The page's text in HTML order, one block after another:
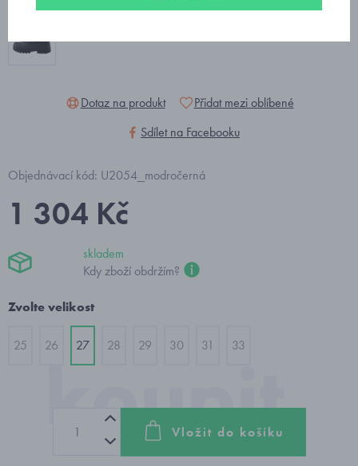
Dotaz na produkt
Přidat mezi oblíbené
Sdílet na Facebooku
Objednávací kód: U2054_modročerná
1 304 Kč
skladem
Kdy zboží obdržím?
Zvolte velikost
25 26 27 28 29 30 31 33
Vložit do košíku